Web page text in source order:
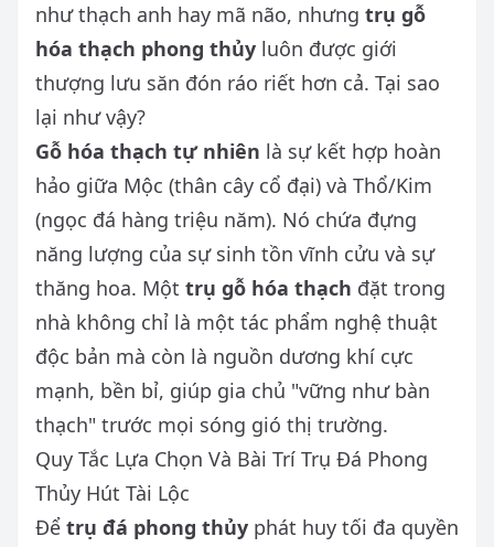
như thạch anh hay mã não, nhưng trụ gỗ
hóa thạch phong thủy luôn được giới
thượng lưu săn đón ráo riết hơn cả. Tại sao
lại như vậy?
Gỗ hóa thạch tự nhiên là sự kết hợp hoàn
hảo giữa Mộc (thân cây cổ đại) và Thổ/Kim
(ngọc đá hàng triệu năm). Nó chứa đựng
năng lượng của sự sinh tồn vĩnh cửu và sự
thăng hoa. Một trụ gỗ hóa thạch đặt trong
nhà không chỉ là một tác phẩm nghệ thuật
độc bản mà còn là nguồn dương khí cực
mạnh, bền bỉ, giúp gia chủ "vững như bàn
thạch" trước mọi sóng gió thị trường.
Quy Tắc Lựa Chọn Và Bài Trí Trụ Đá Phong
Thủy Hút Tài Lộc
Để trụ đá phong thủy phát huy tối đa quyền